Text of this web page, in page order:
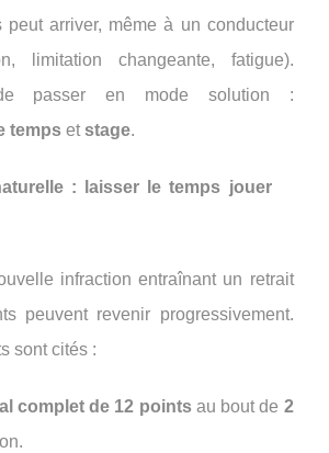
peut arriver, même à un conducteur
limitation changeante, fatigue).
de passer en mode solution :
temps et stage.
: laisser le temps jouer
infraction entraînant un retrait
peuvent revenir progressivement.
sont cités :
complet de 12 pointsau bout de 2